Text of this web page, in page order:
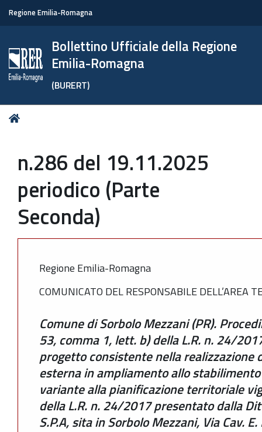
Regione Emilia-Romagna
Bollettino Ufficiale della Regione
Emilia-Romagna
(BURERT)
Tu
n.286 del 19.11.2025
periodico (Parte
Seconda)
Regione Emilia-Romagna
COMUNICATO DEL RESPONSABILE DELL’AREA
Comune di Sorbolo Mezzani (PR).
53, comma 1, lett. b) della L.R. n. 24/
progetto consistente nella
esterna in ampliamento allo
variante alla pianificazione territoriale
della L.R. n. 24/2017 presentato dalla
S.P.A, sita in Sorbolo Mezzani, Via Cav.